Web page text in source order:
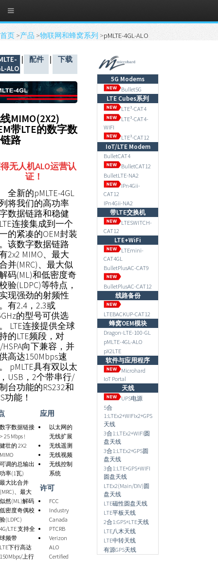
首页 >产品 >物联网和蜂窝系列 >pMLTE-4GL-ALO
ALO
配件 下载
MIMO(2X2)
带LTE的数字数
路
无人机ALO运营认
证！
全新的pMLTE-4GL
将我们的高功率
数据链路和稳健
连接集成到一个
的紧凑的OEM封装
该数字数据链路
2x2 MIMO、最大
并(MRC)、最大似
码(ML)和低密度奇
验(LDPC)等特点，
现强劲的射频性
有2.4，2.3或
的型号可供选
LTE连接提供全球
的LTE频段，对
HSPA向下兼容，并
高达150Mbps速
pMLTE具有双以太
USB，2个带串行/
台功能的RS232和
功能！
字数据链接
25 Mbps !
壮的 2X2
调的总输出
率(1瓦)
大比合并
、最大
然(ML)解码
密度奇偶校
(LDPC)
LTE 支持全
频带
下行高达
上行
应用
以太网的
无线扩展
无线遥测
无线视频
无线控制
系统
许可
FCC
Industry
Canada
PTCRB
Verizon
ALO
Certified
5G Modems
Bullet5G
LTE Cubes系列
LTE³-CAT4
LTE³-CAT4-
WIFI
LTE³-CAT12
IoT/LTE Modem
BulletCAT4
BulletCAT12
BulletLTE-NA2
IPn4Gii-
CAT12
IPn4Gii-NA2
带LTE交换机
LTESWITCH-
CAT12
LTE+WiFi
LTEmini-
CAT4GL
BulletPlusAC-CAT9
BulletPlusAC-CAT12
线路备份
LTEBACKUP-CAT12
蜂窝OEM模块
Dragon-LTE-100-GL
pMLTE-4GL-ALO
pX2LTE
软件与应用程序
Microhard
IoT Portal
天线
UPS电源
5合
1:LTEx2+WIFIx2+GPS
天线
3合1:LTEx2+WIFI圆
盘天线
3合1:LTEx2+GPS圆
盘天线
3合1:LTE+GPS+WIFI
圆盘天线
LTEx2(Main/DIV)圆
盘天线
LTE磁性圆盘天线
LTE平板天线
2合1:GPS+LTE天线
LTE八木天线
LTE中转天线
有源GPS天线